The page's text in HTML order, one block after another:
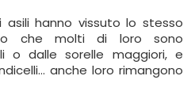
hanno vissuto lo stesso
che molti di loro sono
o dalle sorelle maggiori, e
anche loro rimangono